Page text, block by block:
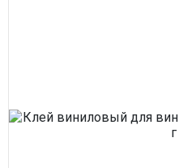
Сварочное оборудование
Система водоочистки Alta